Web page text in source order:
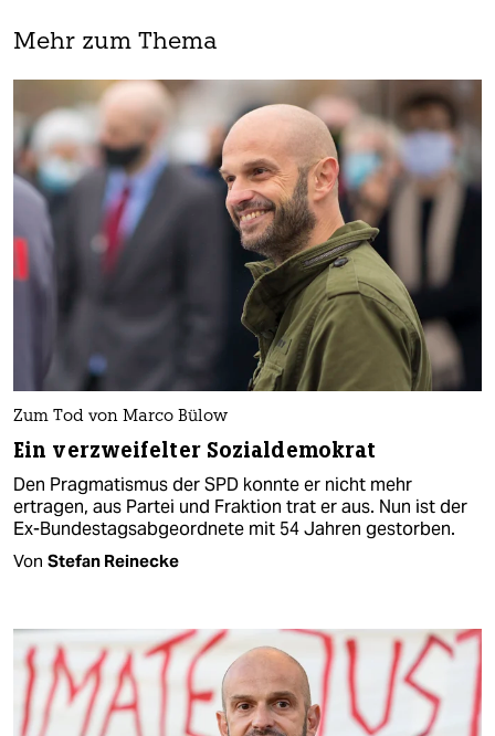
Mehr zum Thema
Zum Tod von Marco Bülow
Ein verzweifelter Sozialdemokrat
Den Pragmatismus der SPD konnte er nicht mehr
ertragen, aus Partei und Fraktion trat er aus. Nun ist der
Ex-Bundestagsabgeordnete mit 54 Jahren gestorben.
Von Stefan Reinecke